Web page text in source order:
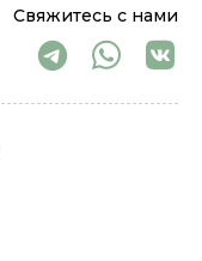
Свяжитесь с нами